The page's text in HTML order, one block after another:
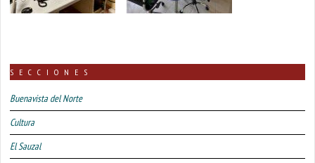
SECCIONES
Buenavista del Norte
Cultura
El Sauzal